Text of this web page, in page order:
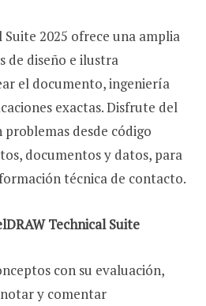
Suite 2025 ofrece una amplia
de diseño e ilustra
el documento, ingeniería
exactas. Disfrute del
desde código
documentos y datos, para
técnica de contacto.
Technical Suite
con su evaluación,
y comentar